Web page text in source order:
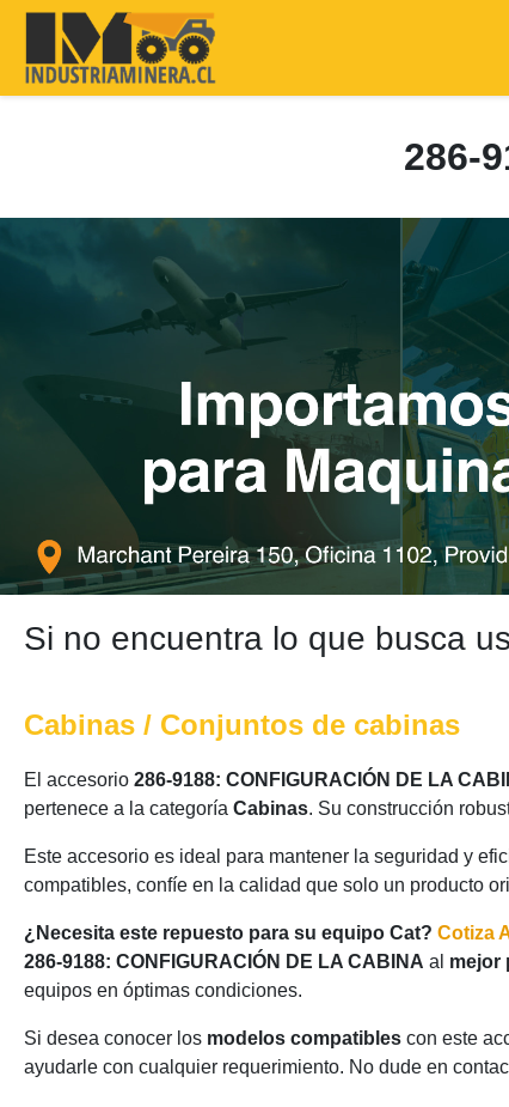
286-
Si no encuentra lo que busca
Cabinas / Conjuntos de cabinas
El accesorio 286-9188: CONFIGURACIÓN DE LA
pertenece a la categoría Cabinas. Su construcción
Este accesorio es ideal para mantener la seguridad y
compatibles, confíe en la calidad que solo un producto
¿Necesita este repuesto para su equipo Cat? Cotiza
286-9188: CONFIGURACIÓN DE LA CABINA al mejor
equipos en óptimas condiciones.
Si desea conocer los modelos compatibles con este
ayudarle con cualquier requerimiento. No dude en